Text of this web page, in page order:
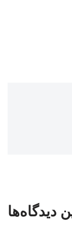
دیدگاه‌ها